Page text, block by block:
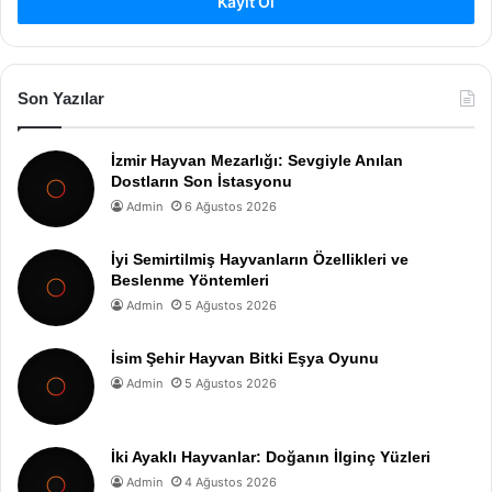
Son Yazılar
İzmir Hayvan Mezarlığı: Sevgiyle Anılan
Dostların Son İstasyonu
Admin 6 Ağustos 2026
İyi Semirtilmiş Hayvanların Özellikleri ve
Beslenme Yöntemleri
Admin 5 Ağustos 2026
İsim Şehir Hayvan Bitki Eşya Oyunu
Admin 5 Ağustos 2026
İki Ayaklı Hayvanlar: Doğanın İlginç Yüzleri
Admin 4 Ağustos 2026